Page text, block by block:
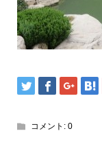
コメント: 0